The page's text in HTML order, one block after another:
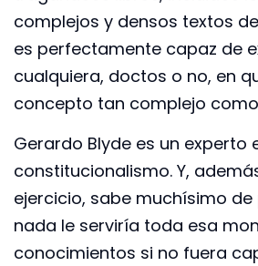
complejos y densos textos
es perfectamente capaz de
cualquiera, doctos o no, en
concepto tan complejo
Gerardo Blyde es un experto
constitucionalismo. Y,
ejercicio, sabe muchísimo de
nada le serviría toda esa
conocimientos si no fuera